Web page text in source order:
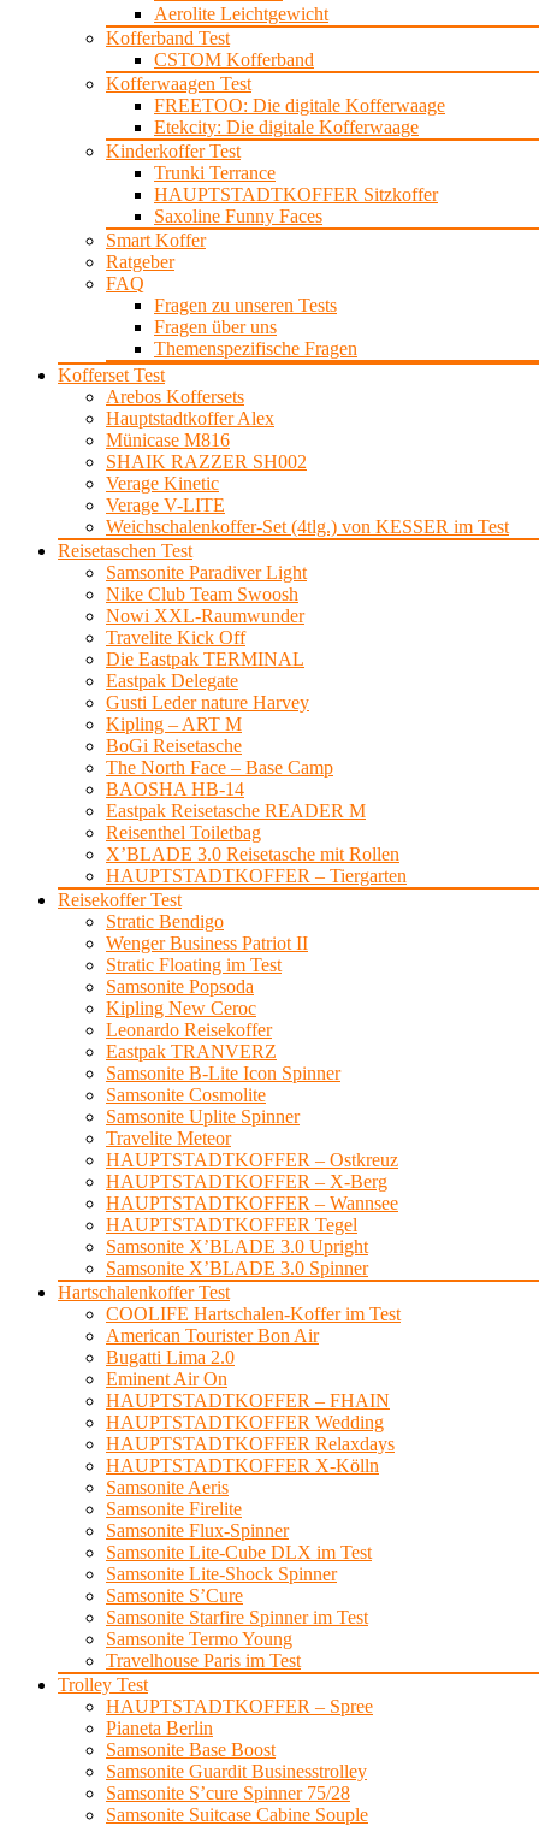
Aerolite Leichtgewicht
Kofferband Test
CSTOM Kofferband
Kofferwaagen Test
FREETOO: Die digitale Kofferwaage
Etekcity: Die digitale Kofferwaage
Kinderkoffer Test
Trunki Terrance
HAUPTSTADTKOFFER Sitzkoffer
Saxoline Funny Faces
Smart Koffer
Ratgeber
FAQ
Fragen zu unseren Tests
Fragen über uns
Themenspezifische Fragen
Kofferset Test
Arebos Koffersets
Hauptstadtkoffer Alex
Münicase M816
SHAIK RAZZER SH002
Verage Kinetic
Verage V-LITE
Weichschalenkoffer-Set (4tlg.) von KESSER im Test
Reisetaschen Test
Samsonite Paradiver Light
Nike Club Team Swoosh
Nowi XXL-Raumwunder
Travelite Kick Off
Die Eastpak TERMINAL
Eastpak Delegate
Gusti Leder nature Harvey
Kipling – ART M
BoGi Reisetasche
The North Face – Base Camp
BAOSHA HB-14
Eastpak Reisetasche READER M
Reisenthel Toiletbag
X’BLADE 3.0 Reisetasche mit Rollen
HAUPTSTADTKOFFER – Tiergarten
Reisekoffer Test
Stratic Bendigo
Wenger Business Patriot II
Stratic Floating im Test
Samsonite Popsoda
Kipling New Ceroc
Leonardo Reisekoffer
Eastpak TRANVERZ
Samsonite B-Lite Icon Spinner
Samsonite Cosmolite
Samsonite Uplite Spinner
Travelite Meteor
HAUPTSTADTKOFFER – Ostkreuz
HAUPTSTADTKOFFER – X-Berg
HAUPTSTADTKOFFER – Wannsee
HAUPTSTADTKOFFER Tegel
Samsonite X’BLADE 3.0 Upright
Samsonite X’BLADE 3.0 Spinner
Hartschalenkoffer Test
COOLIFE Hartschalen-Koffer im Test
American Tourister Bon Air
Bugatti Lima 2.0
Eminent Air On
HAUPTSTADTKOFFER – FHAIN
HAUPTSTADTKOFFER Wedding
HAUPTSTADTKOFFER Relaxdays
HAUPTSTADTKOFFER X-Kölln
Samsonite Aeris
Samsonite Firelite
Samsonite Flux-Spinner
Samsonite Lite-Cube DLX im Test
Samsonite Lite-Shock Spinner
Samsonite S’Cure
Samsonite Starfire Spinner im Test
Samsonite Termo Young
Travelhouse Paris im Test
Trolley Test
HAUPTSTADTKOFFER – Spree
Pianeta Berlin
Samsonite Base Boost
Samsonite Guardit Businesstrolley
Samsonite S’cure Spinner 75/28
Samsonite Suitcase Cabine Souple